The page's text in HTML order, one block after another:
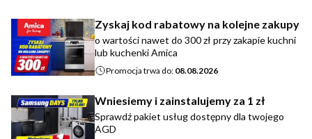
Zyskaj kod rabatowy na kolejne zakupy
o wartości nawet do 300 zł przy zakapie kuchni
lub kuchenki Amica
Promocja trwa do: 08.08.2026
Wniesiemy i zainstalujemy za 1 zł
Sprawdź pakiet usług dostępny dla twojego
AGD